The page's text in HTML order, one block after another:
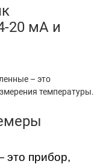
20 мА и
– это
температуры.
это прибор,